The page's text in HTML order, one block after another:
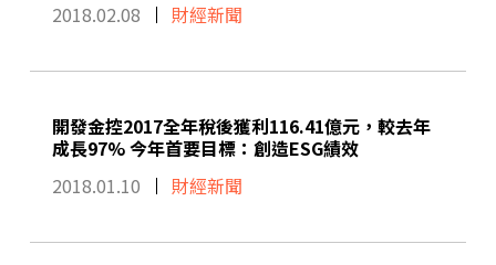
2018.02.08
財經新聞
開發金控2017全年稅後獲利116.41億元，較去年
成長97% 今年首要目標：創造ESG績效
2018.01.10
財經新聞